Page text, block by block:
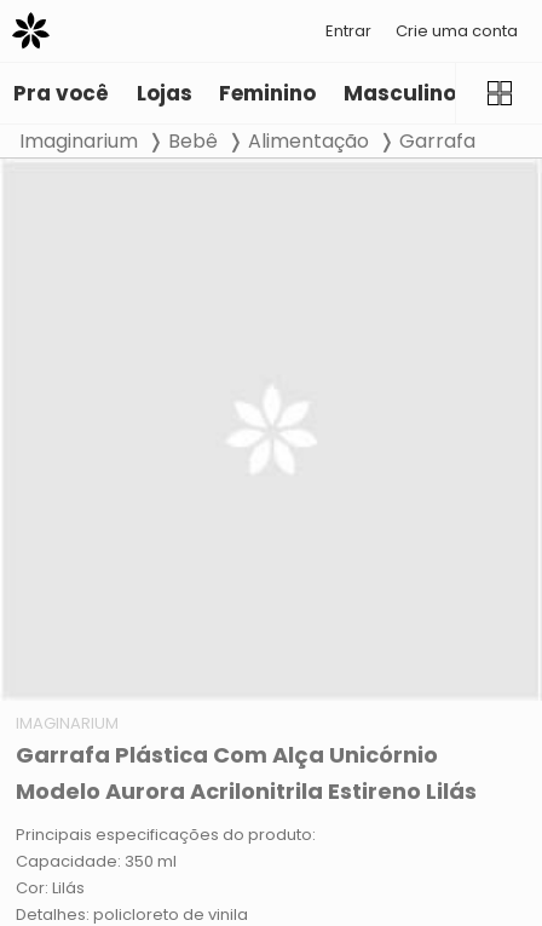
Entrar Crie uma conta
Pra você Lojas Feminino Masculino
Imaginarium Bebê Alimentação Garrafa
IMAGINARIUM
Garrafa Plástica Com Alça Unicórnio
Modelo Aurora Acrilonitrila Estireno Lilás
Principais especificações do produto:
Capacidade: 350 ml
Cor: Lilás
Detalhes: policloreto de vinila